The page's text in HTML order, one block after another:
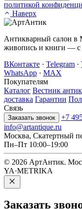
политикой
Наверх
Антикварный салон в
живопись и книги — с
ВКонтакте · Telegram ·
WhatsApp · MAX
Покупателям
Каталог Вестник
доставка Гарантии
Связь
Заказать звонок +7
info@artantique.ru
Москва, Скатертный
Пн–Пт 10:00–19:00
© 2026 АртАнтик.
YA·METRIKA
Заказать